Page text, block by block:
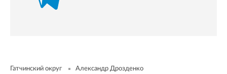
Гатчинский округ Александр Дрозденко